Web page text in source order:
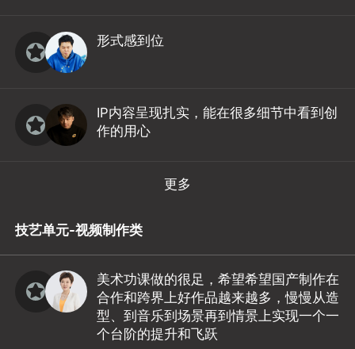
形式感到位
IP内容呈现扎实，能在很多细节中看到创
作的用心
更多
技艺单元-视频制作类
美术功课做的很足，希望希望国产制作在
合作和跨界上好作品越来越多，慢慢从造
型、到音乐到场景再到情景上实现一个一
个台阶的提升和飞跃